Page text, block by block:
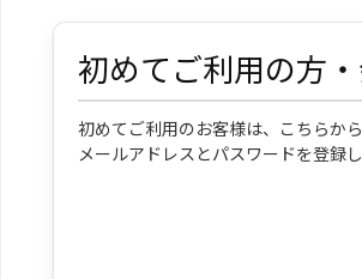
初めてご利用の方
初めてご利用のお客様は、こちらか
メールアドレスとパスワードを登録